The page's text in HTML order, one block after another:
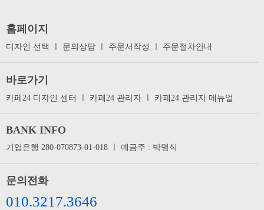
홈페이지
디자인 선택 문의상담 주문서작성 주문절차안내
바로가기
카페24 디자인 센터 카페24 관리자 카페24 관리자 메뉴얼
BANK INFO
기업은행 280-070873-01-018 ㅣ 예금주 : 박명식
문의전화
010.3217.3646